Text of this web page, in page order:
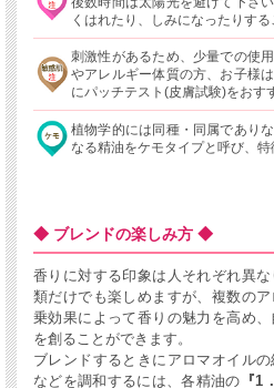
くはれたり、しみになったりする
刺激性があるため、少量での使
やアレルギー体質の方、お子様
にパッチテスト(皮膚試験)をおす
植物学的には同種・同属であり
なる精油をケモタイプと呼び、特
◆ ブレンドの楽しみ方 ◆
香りに対する印象は人それぞれ異
類だけでも楽しめますが、複数の
乗効果によって香りの魅力を高め
を創ることができます。
ブレンドするときにアロマオイル
などを調和するには、各精油の 『1